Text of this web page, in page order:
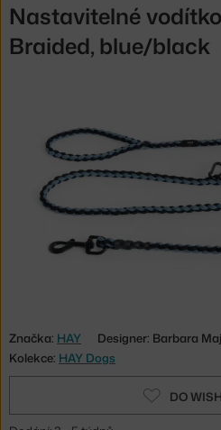
Nastavitelné
Braided, blue/black
Značka: HAY
Designer: Barbara
Kolekce: HAY Dogs
DO